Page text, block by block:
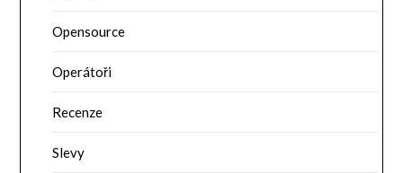
Opensource
Operátoři
Recenze
Slevy